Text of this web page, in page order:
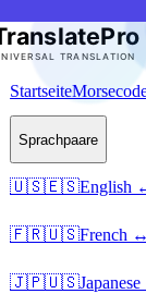
Startseite
Sprachpaare
🇺🇸🇪🇸English
🇫🇷🇺🇸French
🇯🇵🇺🇸